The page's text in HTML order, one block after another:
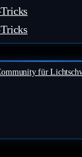
für